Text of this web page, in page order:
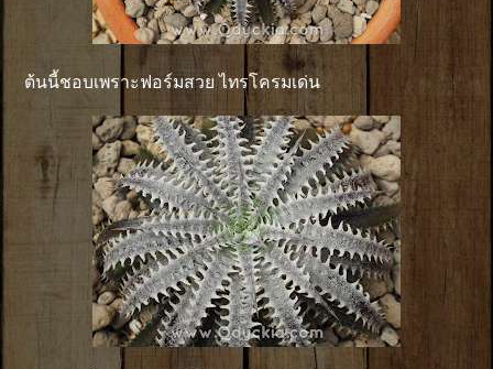
ต้นนี้ชอบเพราะฟอร์มสวย ไทรโครมเด่น